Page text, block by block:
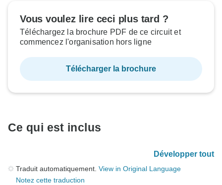
Vous voulez lire ceci plus tard ?
Téléchargez la brochure PDF de ce circuit et
commencez l'organisation hors ligne
Télécharger la brochure
Ce qui est inclus
Développer tout
Traduit automatiquement. View in Original Language
Notez cette traduction